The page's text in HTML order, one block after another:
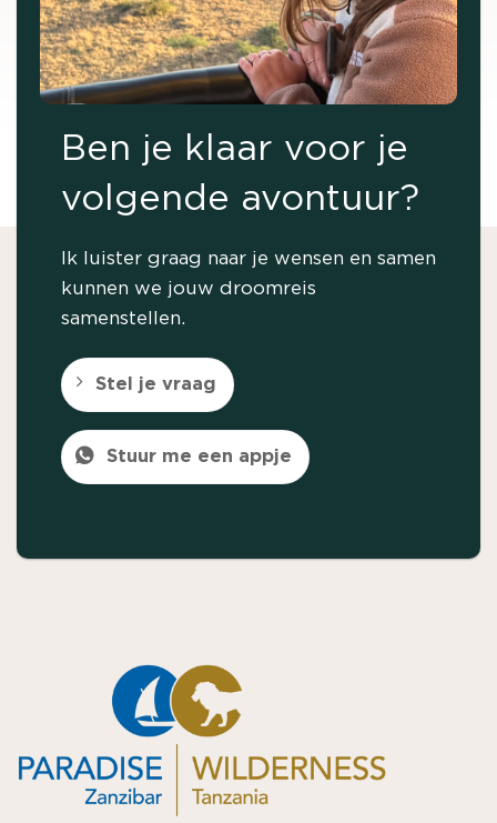
Ben je klaar voor je
volgende avontuur?
Ik luister graag naar je wensen en samen
kunnen we jouw droomreis
samenstellen.
Stel je vraag
Stuur me een appje